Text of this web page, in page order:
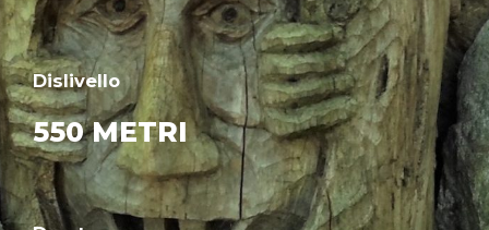
Dislivello
550 METRI